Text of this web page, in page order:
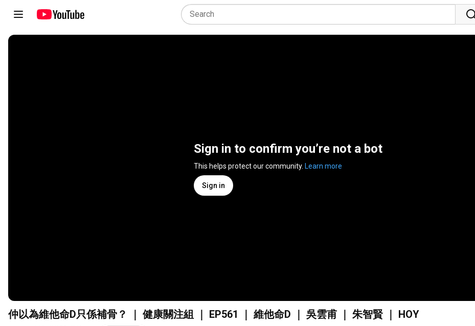
Sign in to confirm you’re not a bot
This helps protect our community. Learn more
Sign in
仲以為維他命D只係補骨？ ｜ 健康關注組 ｜ EP561 ｜ 維他命D ｜ 吳雲甫 ｜ 朱智賢 ｜ HOY